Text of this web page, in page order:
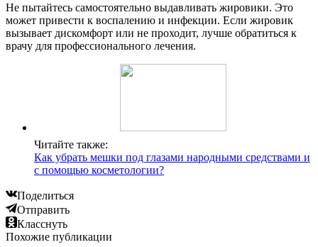
Не пытайтесь самостоятельно выдавливать жировики. Это
может привести к воспалению и инфекции. Если жировик
вызывает дискомфорт или не проходит, лучше обратиться к
врачу для профессионального лечения.
Читайте также:
Как убрать мешки под глазами народными средствами и
с помощью косметологии?
Поделиться
Отправить
Класснуть
Похожие публикации